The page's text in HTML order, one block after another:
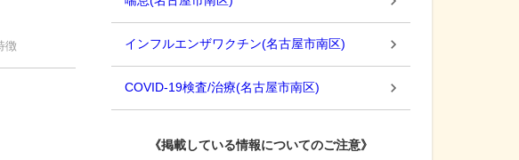
徴 インフルエンザワクチン(名古屋市南区)
COVID-19検査/治療(名古屋市南区)
《掲載している情報についてのご注意》